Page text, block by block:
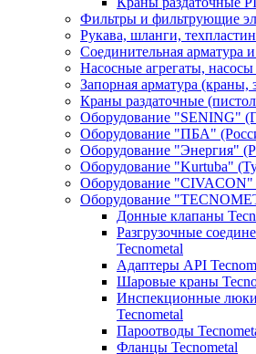
Фильтры и фильтрующие
Рукава, шланги,
Соединительная арматура
Насосные агрегаты, насосы
Запорная арматура (краны,
Краны раздаточные
Оборудование "SENING"
Оборудование "ПБА"
Оборудование "Энергия"
Оборудование "Kurtuba"
Оборудование
Оборудование
Донные клапаны
Разгрузочные
Tecnometal
Адаптеры API
Шаровые краны
Инспекционные
Tecnometal
Пароотводы
Фланцы Tecnometal